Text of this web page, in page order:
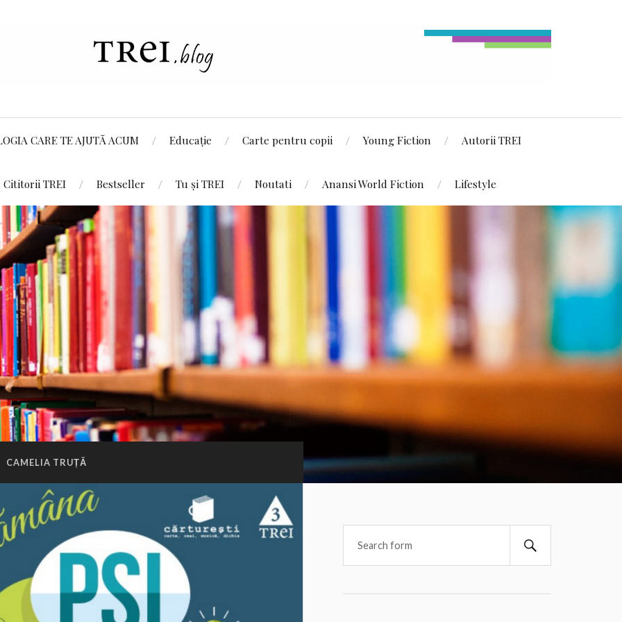
CARE TE AJUTĂ ACUM Educație Carte pentru copii Young Fiction Autorii TREI
Cititorii TREI Bestseller Tu și TREI Noutati Anansi World Fiction Lifestyle
CAMELIA TRUȚĂ